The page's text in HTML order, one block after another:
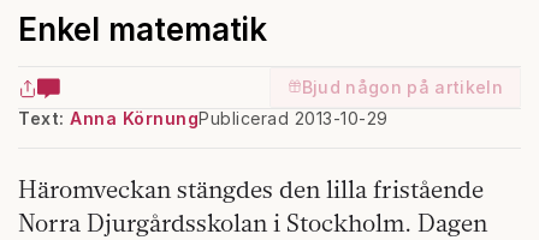
Enkel matematik
Bjud någon på artikeln
Text: Anna KörnungPublicerad 2013-10-29
Häromveckan stängdes den lilla fristående
Norra Djurgårdsskolan i Stockholm. Dagen